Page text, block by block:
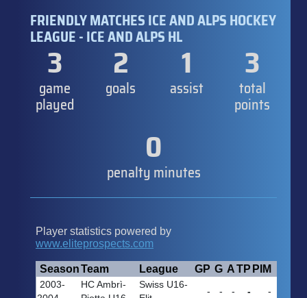
FRIENDLY MATCHES ICE AND ALPS HOCKEY
LEAGUE - ICE AND ALPS HL
3
game
played
2
goals
1
assist
3
total
points
0
penalty minutes